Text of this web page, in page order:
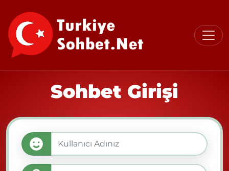
Sohbet Girişi